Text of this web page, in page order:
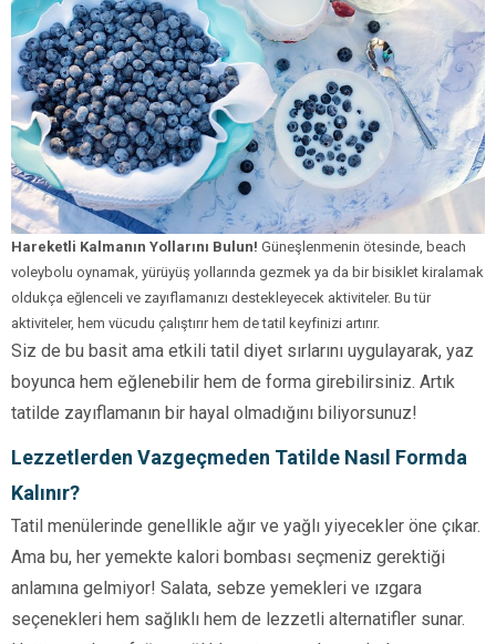
Hareketli Kalmanın Yollarını Bulun! Güneşlenmenin ötesinde, beach
voleybolu oynamak, yürüyüş yollarında gezmek ya da bir bisiklet kiralamak
oldukça eğlenceli ve zayıflamanızı destekleyecek aktiviteler. Bu tür
aktiviteler, hem vücudu çalıştırır hem de tatil keyfinizi artırır.
Siz de bu basit ama etkili tatil diyet sırlarını uygulayarak, yaz
boyunca hem eğlenebilir hem de forma girebilirsiniz. Artık
tatilde zayıflamanın bir hayal olmadığını biliyorsunuz!
Lezzetlerden Vazgeçmeden Tatilde Nasıl Formda
Kalınır?
Tatil menülerinde genellikle ağır ve yağlı yiyecekler öne çıkar.
Ama bu, her yemekte kalori bombası seçmeniz gerektiği
anlamına gelmiyor! Salata, sebze yemekleri ve ızgara
seçenekleri hem sağlıklı hem de lezzetli alternatifler sunar.